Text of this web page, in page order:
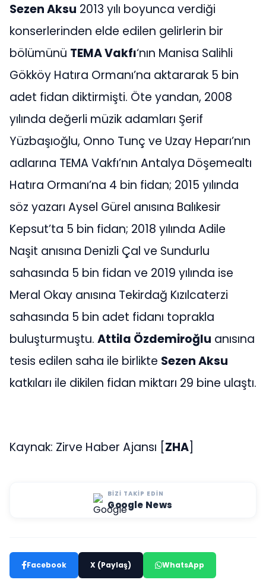
Sezen Aksu 2013 yılı boyunca verdiği
konserlerinden elde edilen gelirlerin bir
bölümünü TEMA Vakfı‘nın Manisa Salihli
Gökköy Hatıra Ormanı’na aktararak 5 bin
adet fidan diktirmişti. Öte yandan, 2008
yılında değerli müzik adamları Şerif
Yüzbaşıoğlu, Onno Tunç ve Uzay Heparı’nın
adlarına TEMA Vakfı’nın Antalya Döşemealtı
Hatıra Ormanı’na 4 bin fidan; 2015 yılında
söz yazarı Aysel Gürel anısına Balıkesir
Kepsut’ta 5 bin fidan; 2018 yılında Adile
Naşit anısına Denizli Çal ve Sundurlu
sahasında 5 bin fidan ve 2019 yılında ise
Meral Okay anısına Tekirdağ Kızılcaterzi
sahasında 5 bin adet fidanı toprakla
buluşturmuştu. Attila Özdemiroğlu anısına
tesis edilen saha ile birlikte Sezen Aksu
katkıları ile dikilen fidan miktarı 29 bine ulaştı.
Kaynak: Zirve Haber Ajansı [ ZHA
BIZI TAKIP EDIN
Google News
Facebook X (Paylaş) WhatsApp